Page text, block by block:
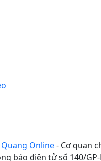
Quang Online- Cơ quan
báo điện tử số 140/